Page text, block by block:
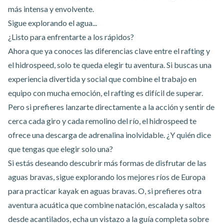
más intensa y envolvente.
Sigue explorando el agua...
¿Listo para enfrentarte a los rápidos?
Ahora que ya conoces las diferencias clave entre el rafting y
el hidrospeed, solo te queda elegir tu aventura. Si buscas una
experiencia divertida y social que combine el trabajo en
equipo con mucha emoción,el raftinges difícil de superar.
Pero si prefieres lanzarte directamente a la acción y sentir de
cerca cada giro y cada remolino del río,el hidrospeedte
ofrece una descarga de adrenalina inolvidable. ¿Y quién dice
que tengas que elegir solo una?
Si estás deseando descubrir más formas de disfrutar de las
aguas bravas, sigue explorando los mejores ríos de Europa
para practicar kayak en aguas bravas. O, si prefieres otra
aventura acuática que combine natación, escalada y saltos
desde acantilados, echa un vistazo a la guía completa sobre